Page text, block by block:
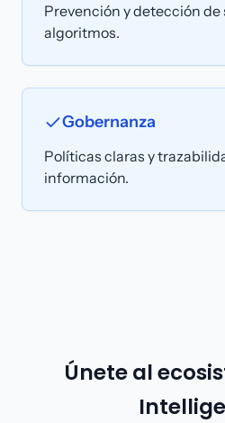
Prevención y detección de
algoritmos.
Gobernanza
Políticas claras y
información.
Únete al